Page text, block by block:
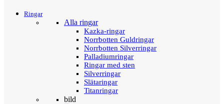
Ringar
Alla ringar
Kazka-ringar
Norrbotten Guldringar
Norrbotten Silverringar
Palladiumringar
Ringar med sten
Silverringar
Slätaringar
Titanringar
bild